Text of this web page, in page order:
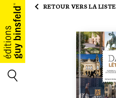
ACCUEIL
SEARCH
RETOUR VERS LA LISTE